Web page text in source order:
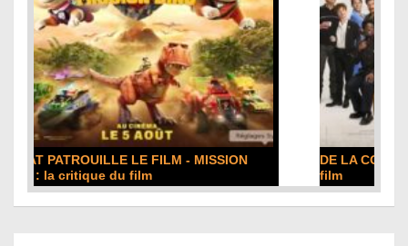
DE LA COMÉDIE-FRANÇAISE : la critique du
film